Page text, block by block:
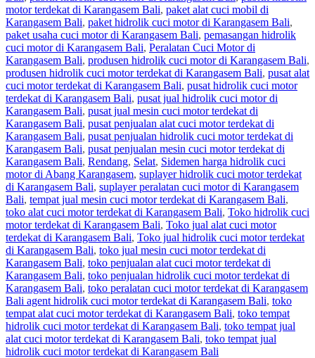
motor terdekat di Karangasem Bali, paket alat cuci mobil di
Karangasem Bali, paket hidrolik cuci motor di Karangasem Bali,
paket usaha cuci motor di Karangasem Bali, pemasangan hidrolik
cuci motor di Karangasem Bali, Peralatan Cuci Motor di
Karangasem Bali, produsen hidrolik cuci motor di Karangasem Bali,
produsen hidrolik cuci motor terdekat di Karangasem Bali, pusat alat
cuci motor terdekat di Karangasem Bali, pusat hidrolik cuci motor
terdekat di Karangasem Bali, pusat jual hidrolik cuci motor di
Karangasem Bali, pusat jual mesin cuci motor terdekat di
Karangasem Bali, pusat penjualan alat cuci motor terdekat di
Karangasem Bali, pusat penjualan hidrolik cuci motor terdekat di
Karangasem Bali, pusat penjualan mesin cuci motor terdekat di
Karangasem Bali, Rendang, Selat, Sidemen harga hidrolik cuci
motor di Abang Karangasem, suplayer hidrolik cuci motor terdekat
di Karangasem Bali, suplayer peralatan cuci motor di Karangasem
Bali, tempat jual mesin cuci motor terdekat di Karangasem Bali,
toko alat cuci motor terdekat di Karangasem Bali, Toko hidrolik cuci
motor terdekat di Karangasem Bali, Toko jual alat cuci motor
terdekat di Karangasem Bali, Toko jual hidrolik cuci motor terdekat
di Karangasem Bali, toko jual mesin cuci motor terdekat di
Karangasem Bali, toko penjualan alat cuci motor terdekat di
Karangasem Bali, toko penjualan hidrolik cuci motor terdekat di
Karangasem Bali, toko peralatan cuci motor terdekat di Karangasem
Bali agent hidrolik cuci motor terdekat di Karangasem Bali, toko
tempat alat cuci motor terdekat di Karangasem Bali, toko tempat
hidrolik cuci motor terdekat di Karangasem Bali, toko tempat jual
alat cuci motor terdekat di Karangasem Bali, toko tempat jual
hidrolik cuci motor terdekat di Karangasem Bali